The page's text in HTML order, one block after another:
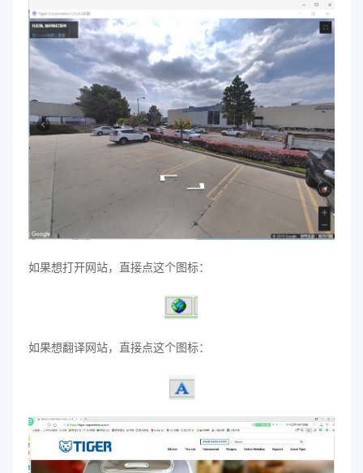
如果想打开网站，直接点这个图标：
如果想翻译网站，直接点这个图标：